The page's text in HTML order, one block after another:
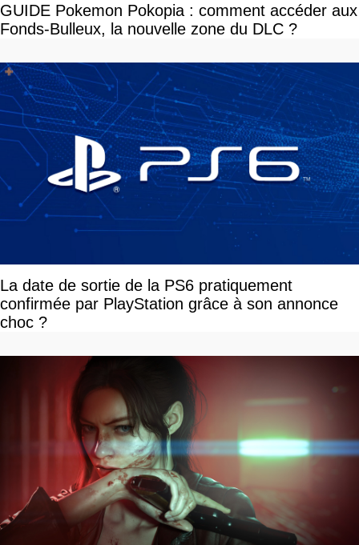
GUIDE Pokemon Pokopia : comment accéder aux
Fonds-Bulleux, la nouvelle zone du DLC ?
La date de sortie de la PS6 pratiquement
confirmée par PlayStation grâce à son annonce
choc ?